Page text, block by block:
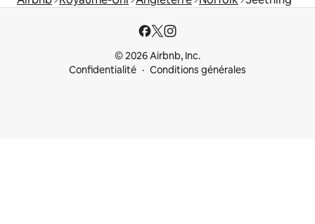
© 2026 Airbnb, Inc.
Confidentialité
Conditions générales